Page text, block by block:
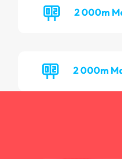
2 000m
2 000m